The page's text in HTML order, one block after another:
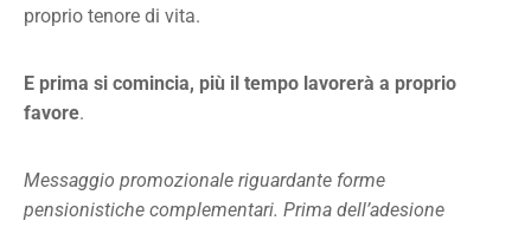
proprio tenore di vita.
E prima si comincia, più il tempo lavorerà a proprio
favore.
Messaggio promozionale riguardante forme
pensionistiche complementari. Prima dell’adesione